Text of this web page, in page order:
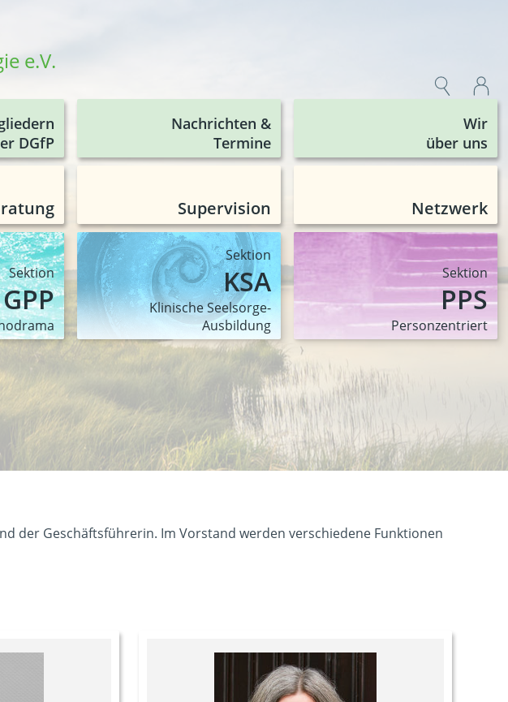
e.V.
DGfP
Nachrichten &
Termine
Wir
über uns
Supervision Netzwerk
Sektion
GPP
Sektion
KSA
Klinische Seelsorge-
Ausbildung
Sektion
PPS
Person­zentriert
der Geschäftsführerin. Im Vorstand werden verschiedene Funktionen